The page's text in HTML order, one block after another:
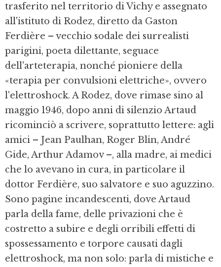
trasferito nel territorio di Vichy e assegnato
all'istituto di Rodez, diretto da Gaston
Ferdière – vecchio sodale dei surrealisti
parigini, poeta dilettante, seguace
dell'arteterapia, nonché pioniere della
«terapia per convulsioni elettriche», ovvero
l'elettroshock. A Rodez, dove rimase sino al
maggio 1946, dopo anni di silenzio Artaud
ricominciò a scrivere, soprattutto lettere: agli
amici – Jean Paulhan, Roger Blin, André
Gide, Arthur Adamov –, alla madre, ai medici
che lo avevano in cura, in particolare il
dottor Ferdière, suo salvatore e suo aguzzino.
Sono pagine incandescenti, dove Artaud
parla della fame, delle privazioni che è
costretto a subire e degli orribili effetti di
spossessamento e torpore causati dagli
elettroshock, ma non solo: parla di mistiche e